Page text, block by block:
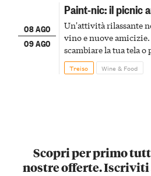
08 AGO
09 AGO
Paint-nic: il picnic
Un'attività rilassante
vino e nuove
scambiare la tua tela o
Treiso Wine & Food
Scopri per primo
nostre offerte.